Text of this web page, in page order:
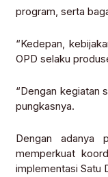
program, serta
“Kedepan,
OPD selaku
“Dengan kegiatan
pungkasnya.
Dengan adanya
memperkuat
implementasi Satu